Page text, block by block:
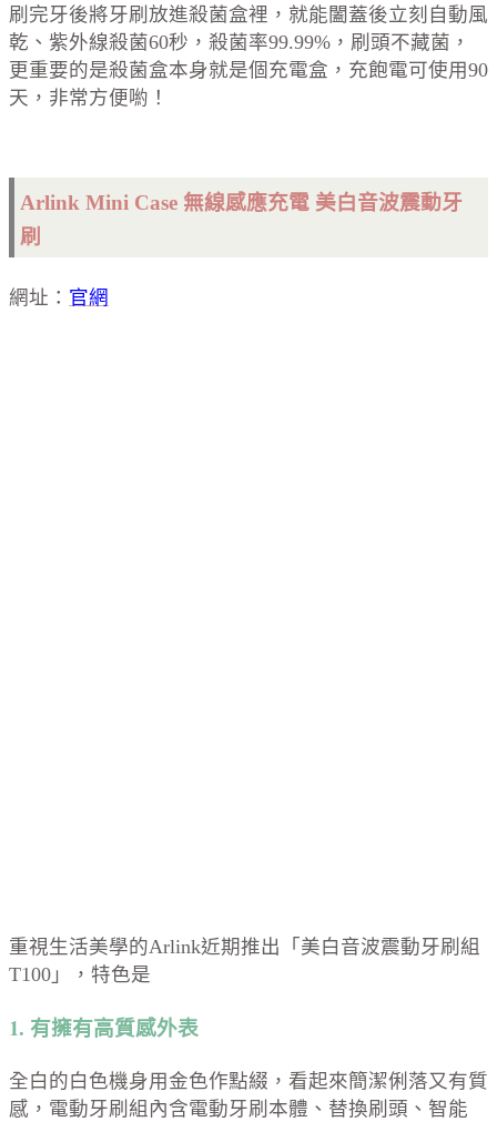
刷完牙後將牙刷放進殺菌盒裡，就能闔蓋後立刻自動風
乾、紫外線殺菌60秒，殺菌率99.99%，刷頭不藏菌，
更重要的是殺菌盒本身就是個充電盒，充飽電可使用90
天，非常方便喲！
Arlink Mini Case 無線感應充電 美白音波震動牙
刷
網址： 官網
重視生活美學的Arlink近期推出「美白音波震動牙刷組
T100」，特色是
1. 有擁有高質感外表
全白的白色機身用金色作點綴，看起來簡潔俐落又有質
感，電動牙刷組內含電動牙刷本體、替換刷頭、智能